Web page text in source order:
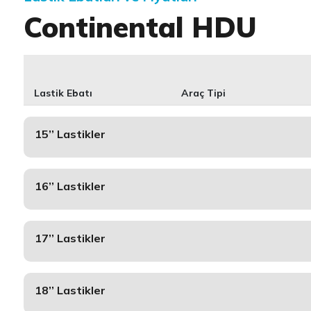
Continental HDU
Lastik Ebatı Araç Tipi
15’’ Lastikler
16’’ Lastikler
17’’ Lastikler
18’’ Lastikler